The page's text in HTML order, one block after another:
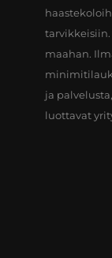
tarvikkeisiin.
maahan.
ja
luottavat